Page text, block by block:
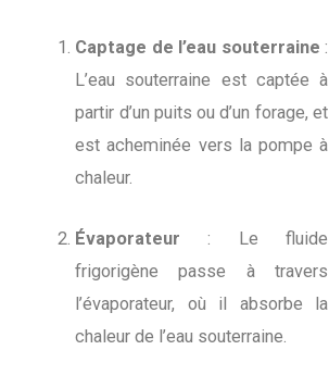
Captage de l’eau souterraine :
L’eau souterraine est captée à
partir d’un puits ou d’un forage, et
est acheminée vers la pompe à
chaleur.
Évaporateur : Le fluide
frigorigène passe à travers
l’évaporateur, où il absorbe la
chaleur de l’eau souterraine.